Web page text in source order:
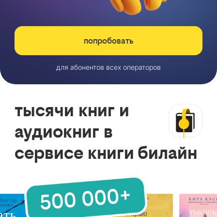
попробовать
для абонентов всех операторов
тысячи книг и
аудиокниг в
сервисе книги билайн